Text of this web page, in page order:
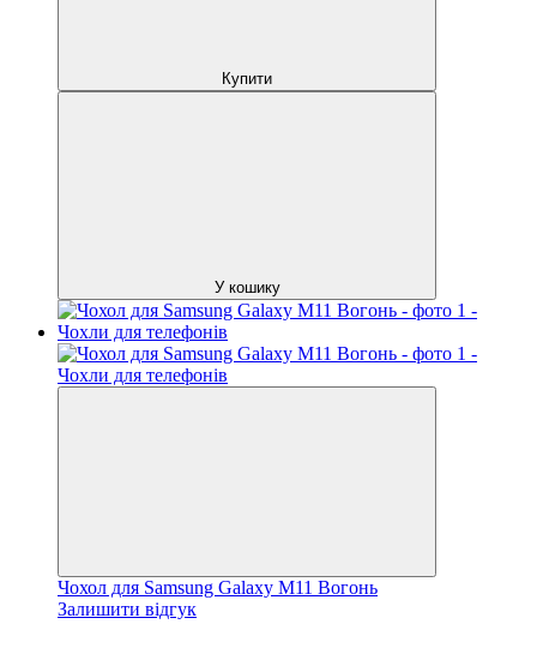
Купити
У кошику
Чохол для Samsung Galaxy M11 Вогонь
Залишити відгук